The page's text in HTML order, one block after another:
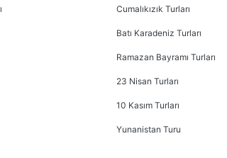
Cumalıkızık Turları
Batı Karadeniz Turları
Ramazan Bayramı Turları
23 Nisan Turları
10 Kasım Turları
Yunanistan Turu